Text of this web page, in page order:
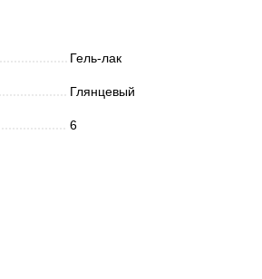
Гель-лак
Глянцевый
6